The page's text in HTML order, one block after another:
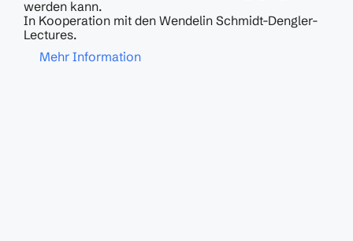
werden kann.
In Kooperation mit den Wendelin Schmidt-Dengler-
Lectures.
Mehr Information